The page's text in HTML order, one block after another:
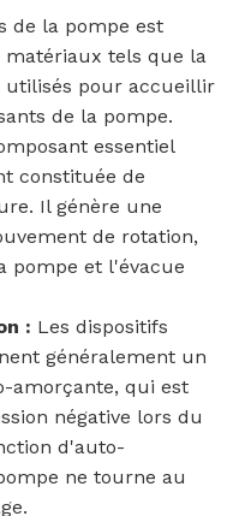
de la pompe est
tels que la
utilisés pour accueillir
de la pompe.
essentiel
constituée de
Il génère une
de rotation,
pompe et l'évacue
: Les dispositifs
généralement un
amorçante, qui est
négative lors du
d'auto-
ne tourne au